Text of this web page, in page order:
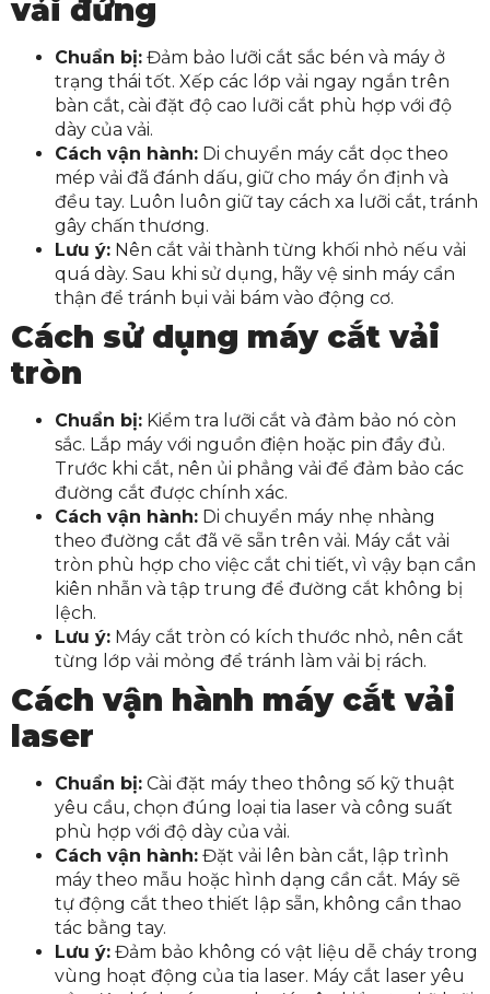
vải đứng
Chuẩn bị: Đảm bảo lưỡi cắt sắc bén và máy ở
trạng thái tốt. Xếp các lớp vải ngay ngắn trên
bàn cắt, cài đặt độ cao lưỡi cắt phù hợp với độ
dày của vải.
Cách vận hành: Di chuyển máy cắt dọc theo
mép vải đã đánh dấu, giữ cho máy ổn định và
đều tay. Luôn luôn giữ tay cách xa lưỡi cắt, tránh
gây chấn thương.
Lưu ý: Nên cắt vải thành từng khối nhỏ nếu vải
quá dày. Sau khi sử dụng, hãy vệ sinh máy cẩn
thận để tránh bụi vải bám vào động cơ.
Cách sử dụng máy cắt vải
tròn
Chuẩn bị: Kiểm tra lưỡi cắt và đảm bảo nó còn
sắc. Lắp máy với nguồn điện hoặc pin đầy đủ.
Trước khi cắt, nên ủi phẳng vải để đảm bảo các
đường cắt được chính xác.
Cách vận hành: Di chuyển máy nhẹ nhàng
theo đường cắt đã vẽ sẵn trên vải. Máy cắt vải
tròn phù hợp cho việc cắt chi tiết, vì vậy bạn cần
kiên nhẫn và tập trung để đường cắt không bị
lệch.
Lưu ý: Máy cắt tròn có kích thước nhỏ, nên cắt
từng lớp vải mỏng để tránh làm vải bị rách.
Cách vận hành máy cắt vải
laser
Chuẩn bị: Cài đặt máy theo thông số kỹ thuật
yêu cầu, chọn đúng loại tia laser và công suất
phù hợp với độ dày của vải.
Cách vận hành: Đặt vải lên bàn cắt, lập trình
máy theo mẫu hoặc hình dạng cần cắt. Máy sẽ
tự động cắt theo thiết lập sẵn, không cần thao
tác bằng tay.
Lưu ý: Đảm bảo không có vật liệu dễ cháy trong
vùng hoạt động của tia laser. Máy cắt laser yêu